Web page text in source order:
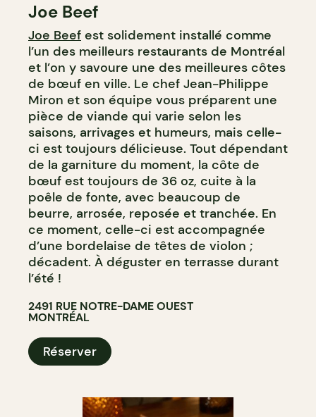
Joe Beef
Joe Beef est solidement installé comme
l’un des meilleurs restaurants de Montréal
et l’on y savoure une des meilleures côtes
de bœuf en ville. Le chef Jean-Philippe
Miron et son équipe vous préparent une
pièce de viande qui varie selon les
saisons, arrivages et humeurs, mais celle-
ci est toujours délicieuse. Tout dépendant
de la garniture du moment, la côte de
bœuf est toujours de 36 oz, cuite à la
poêle de fonte, avec beaucoup de
beurre, arrosée, reposée et tranchée. En
ce moment, celle-ci est accompagnée
d’une bordelaise de têtes de violon ;
décadent. À déguster en terrasse durant
l’été !
2491 RUE NOTRE-DAME OUEST
MONTRÉAL
Réserver